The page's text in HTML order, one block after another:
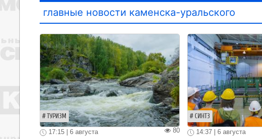
главные новости каменска-уральского
ТУРИЗМ
80
17:15 | 6 августа
СИНТЗ
14:37 | 6 августа